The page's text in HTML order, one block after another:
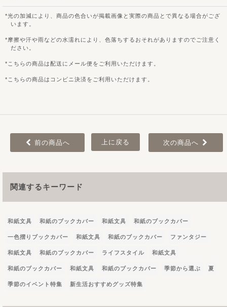
光の加減により、商品の色合いが掲載画像と実際の商品とで異なる場合がござ
います。
摩擦や汗や雨などの水濡れにより、色落ちするおそれがありますのでご注意く
ださい。
こちらの商品は配送にメール便をご利用いただけます。
こちらの商品はコンビニ決済をご利用いただけます。
前の商品へ 上に戻る 次の商品へ
関連するキーワード
和紙文具 和紙のブックカバー 和紙文具 和紙のブックカバー
一色摺りブックカバー 和紙文具 和紙のブックカバー ファンタジー
和紙文具 和紙のブックカバー ライフスタイル 和紙文具
和紙のブックカバー 和紙文具 和紙のブックカバー 季節から選ぶ 夏
季節のイベント特集 新生活おすすめグッズ特集